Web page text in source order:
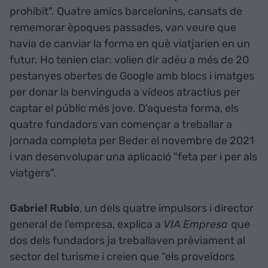
prohibit". Quatre amics barcelonins, cansats de
rememorar èpoques passades, van veure que
havia de canviar la forma en què viatjarien en un
futur. Ho tenien clar: volien dir adéu a més de 20
pestanyes obertes de Google amb blocs i imatges
per donar la benvinguda a vídeos atractius per
captar el públic més jove. D’aquesta forma, els
quatre fundadors van començar a treballar a
jornada completa per Beder el novembre de 2021
i van desenvolupar una aplicació "feta per i per als
viatgers".
Gabriel Rubio, un dels quatre impulsors i director
general de l’empresa, explica a VIA Empresa que
dos dels fundadors ja treballaven prèviament al
sector del turisme i creien que “els proveïdors